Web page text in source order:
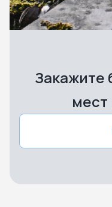
Закажите
мест